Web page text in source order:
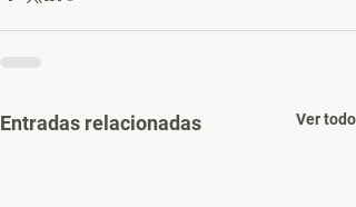
Entradas relacionadas Ver todo